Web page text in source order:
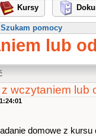
Kursy
Szukam pomocy
lub
wczytaniem lub
domowe z